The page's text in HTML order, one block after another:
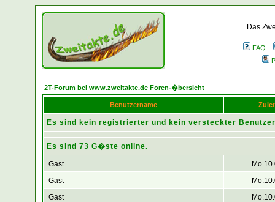
Das
FAQ
2T-Forum bei www.zweitakte.de Foren-�bersicht
Benutzername
Es sind kein registrierter und kein versteckter
Es sind 73 G�ste online.
Gast
Gast
Gast